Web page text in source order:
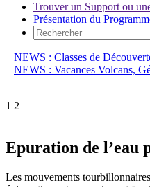
Trouver un Support ou
Présentation du
NEWS : Classes de
NEWS : Vacances Volcans,
1 2
Epuration de l’eau
Les mouvements